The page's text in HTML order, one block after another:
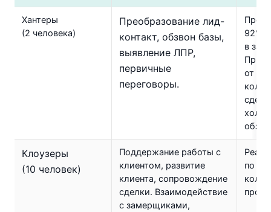
Хантеры
(2 человека)
Преобразование лид-
контакт, обзвон базы,
выявление ЛПР,
первичные
переговоры.
92%
в
от
Клоузеры
(10 человек)
Поддержание работы с
клиентом, развитие
клиента, сопровождение
сделки. Взаимодействие
с замерщиками,
по